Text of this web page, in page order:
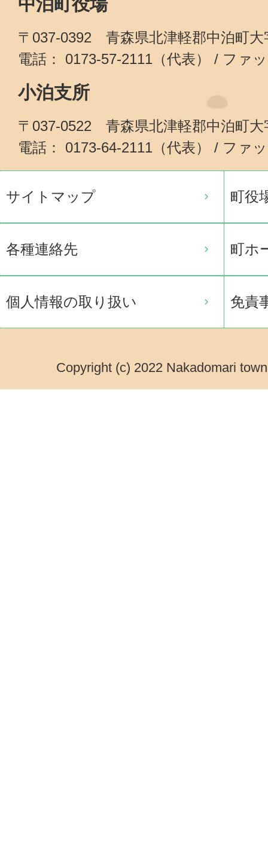
〒037-0392 青森県北津軽郡中泊町大
電話： 0173-57-2111（代表） / ファ
小泊支所
〒037-0522 青森県北津軽郡中泊町大
電話： 0173-64-2111（代表） / ファ
サイトマップ 町役
各種連絡先 町ホ
個人情報の取り扱い 免責
Copyright (c) 2022 Nakadomari